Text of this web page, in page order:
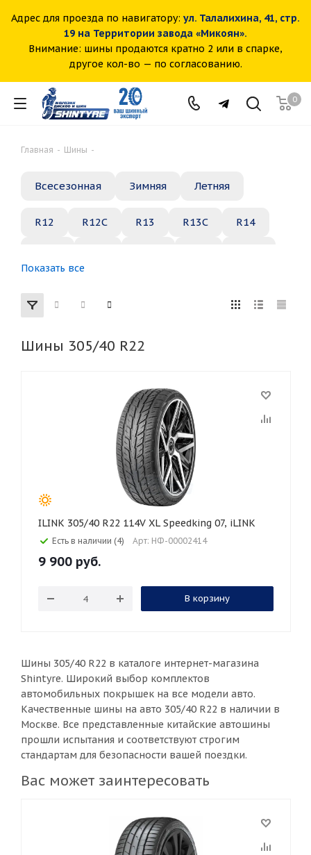
Адрес для проезда по навигатору: ул. Талалихина, 41, стр.
19 на Территории завода «Микоян».
Внимание: шины продаются кратно 2 или в спарке,
другое кол-во — по согласованию.
0
Главная - Шины -
Всесезонная Зимняя Летняя
R12 R12C R13 R13C R14
R22
155 165 185
285 295
40 45
55 65 70
Показать все
Шины 305/40 R22
ILINK 305/40 R22 114V XL Speedking 07, iLINK
Есть в наличии (4) Арт: НФ-00002414
9 900 руб.
В корзину
Шины 305/40 R22 в каталоге интернет-магазина
Shintyre. Широкий выбор комплектов
автомобильных покрышек на все модели авто.
Качественные шины на авто 305/40 R22 в наличии в
Москве. Все представленные китайские автошины
прошли испытания и соответствуют строгим
стандартам для безопасности вашей поездки.
Вас может заинтересовать